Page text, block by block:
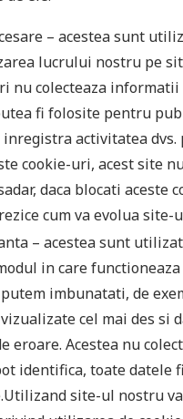
– acestea sunt
lucrului nostru pe
nu colecteaza informatii
fi folosite pentru
activitatea dvs.
cookie-uri, acest site
daca blocati aceste
cum va evolua site-
– acestea sunt
in care
imbunatati, de
cel mai des si
eroare. Acestea nu
identifica, toate datele
site-ul nostru